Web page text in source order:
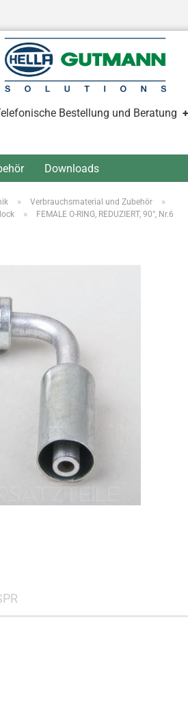
Bestellung und Beratung
Downloads
» Verbrauchsmaterial und Zubehör »
» FEMALE O-RING, REDUZIERT, 90°, Nr.6